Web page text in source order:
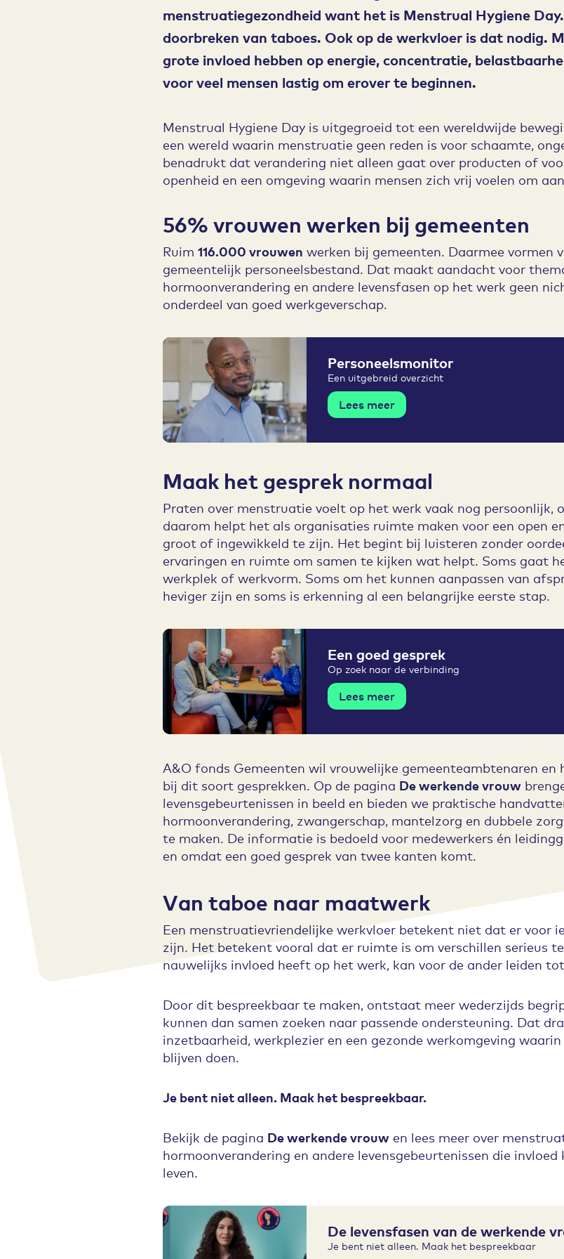
menstruatiegezondheid want het is Menstrual Hygiene
doorbreken van taboes. Ook op de werkvloer is dat nodig.
grote invloed hebben op energie, concentratie,
voor veel mensen lastig om erover te beginnen.
Menstrual Hygiene Day is uitgegroeid tot een wereldwijde
een wereld waarin menstruatie geen reden is voor schaamte,
benadrukt dat verandering niet alleen gaat over producten of
openheid en een omgeving waarin mensen zich vrij voelen om
56% vrouwen werken bij gemeenten
Ruim 116.000 vrouwen werken bij gemeenten. Daarmee vormen
gemeentelijk personeelsbestand. Dat maakt aandacht voor
hormoonverandering en andere levensfasen op het werk geen
onderdeel van goed werkgeverschap.
Personeelsmonitor
Een uitgebreid overzicht
Lees meer
Maak het gesprek normaal
Praten over menstruatie voelt op het werk vaak nog persoonlijk,
daarom helpt het als organisaties ruimte maken voor een open
groot of ingewikkeld te zijn. Het begint bij luisteren zonder
ervaringen en ruimte om samen te kijken wat helpt. Soms gaat
werkplek of werkvorm. Soms om het kunnen aanpassen van
heviger zijn en soms is erkenning al een belangrijke eerste stap.
Een goed gesprek
Op zoek naar de verbinding
Lees meer
A&O fonds Gemeenten wil vrouwelijke gemeenteambtenaren en
bij dit soort gesprekken. Op de pagina De werkende vrouw
levensgebeurtenissen in beeld en bieden we praktische
hormoonverandering, zwangerschap, mantelzorg en dubbele
te maken. De informatie is bedoeld voor medewerkers én
en omdat een goed gesprek van twee kanten komt.
Van taboe naar maatwerk
Een menstruatievriendelijke werkvloer betekent niet dat er voor
zijn. Het betekent vooral dat er ruimte is om verschillen serieus
nauwelijks invloed heeft op het werk, kan voor de ander leiden
Door dit bespreekbaar te maken, ontstaat meer wederzijds
kunnen dan samen zoeken naar passende ondersteuning. Dat
inzetbaarheid, werkplezier en een gezonde werkomgeving
blijven doen.
Je bent niet alleen. Maak het bespreekbaar.
Bekijk de pagina De werkende vrouw en lees meer over
hormoonverandering en andere levensgebeurtenissen die
leven.
De levensfasen van de werkende
Je bent niet alleen. Maak het bespreekbaar